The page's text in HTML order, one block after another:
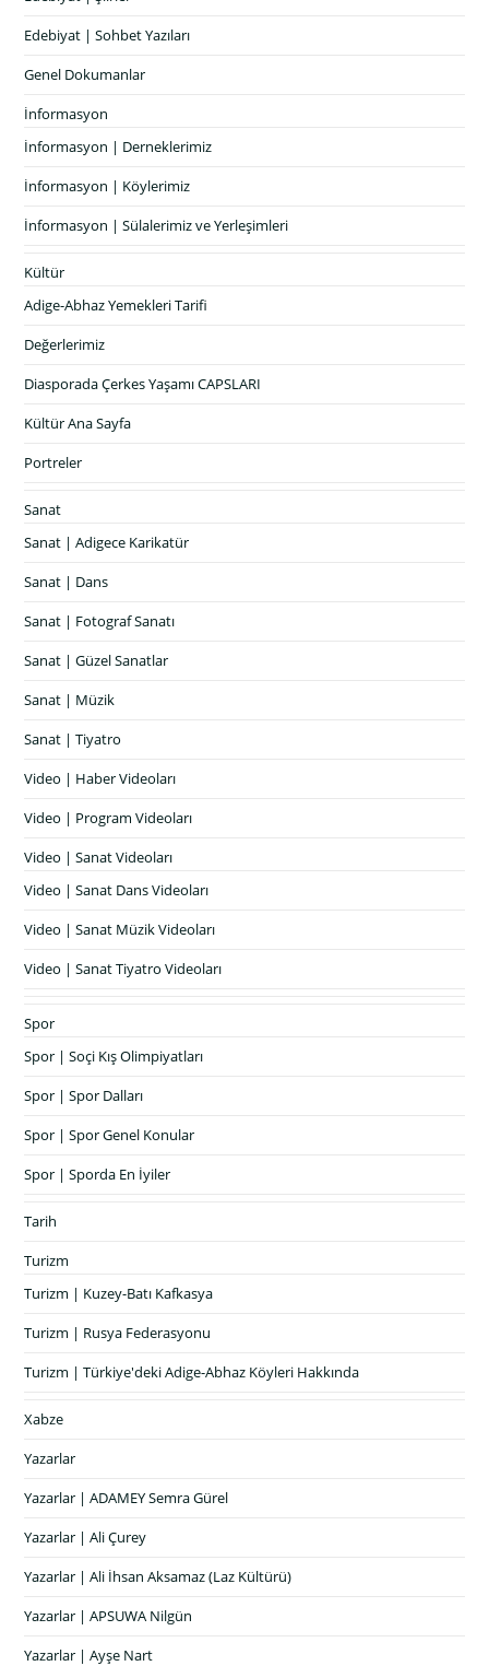
Edebiyat | Sohbet Yazıları
Genel Dokumanlar
İnformasyon
İnformasyon | Derneklerimiz
İnformasyon | Köylerimiz
İnformasyon | Sülalerimiz ve Yerleşimleri
Kültür
Adige-Abhaz Yemekleri Tarifi
Değerlerimiz
Diasporada Çerkes Yaşamı CAPSLARI
Kültür Ana Sayfa
Portreler
Sanat
Sanat | Adigece Karikatür
Sanat | Dans
Sanat | Fotograf Sanatı
Sanat | Güzel Sanatlar
Sanat | Müzik
Sanat | Tiyatro
Video | Haber Videoları
Video | Program Videoları
Video | Sanat Videoları
Video | Sanat Dans Videoları
Video | Sanat Müzik Videoları
Video | Sanat Tiyatro Videoları
Spor
Spor | Soçi Kış Olimpiyatları
Spor | Spor Dalları
Spor | Spor Genel Konular
Spor | Sporda En İyiler
Tarih
Turizm
Turizm | Kuzey-Batı Kafkasya
Turizm | Rusya Federasyonu
Turizm | Türkiye'deki Adige-Abhaz Köyleri Hakkında
Xabze
Yazarlar
Yazarlar | ADAMEY Semra Gürel
Yazarlar | Ali Çurey
Yazarlar | Ali İhsan Aksamaz (Laz Kültürü)
Yazarlar | APSUWA Nilgün
Yazarlar | Ayşe Nart